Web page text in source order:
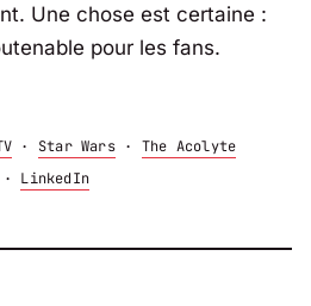
Une chose est certaine :
pour les fans.
· Star Wars· The Acolyte
· LinkedIn